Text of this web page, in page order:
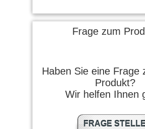
Frage zum
Haben Sie eine Frage
Produkt?
Wir helfen Ihnen
FRAGE